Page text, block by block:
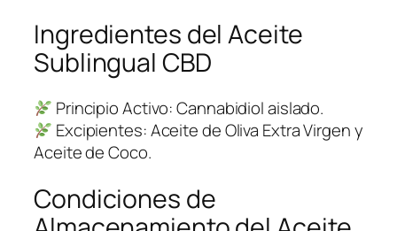
Ingredientes del Aceite
Sublingual CBD
Principio Activo: Cannabidiol aislado.
Excipientes: Aceite de Oliva Extra Virgen y
Aceite de Coco.
Condiciones de